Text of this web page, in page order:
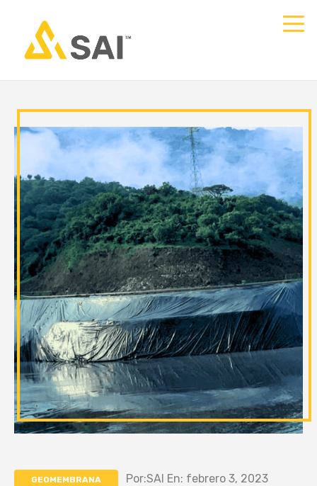
GEOMEMBRANA Por:SAI En: febrero 3, 2023